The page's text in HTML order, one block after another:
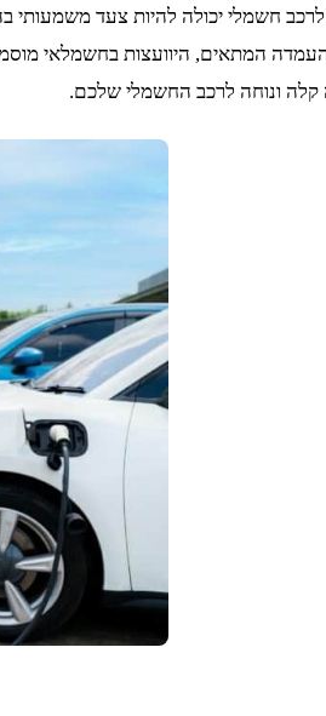
חשמלי יכולה להיות צעד משמעותי
המתאים, היוועצות בחשמלאי
קלה ונוחה לרכב החשמלי שלכם.